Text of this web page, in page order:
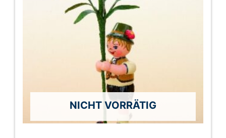
NICHT VORRÄTIG